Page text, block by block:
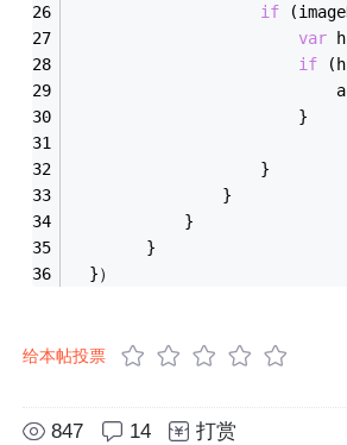
if
var
if
                        }
                    }
                }
            }
        }
  }）
给本帖投票
847 14 打赏